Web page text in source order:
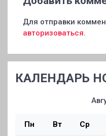
Для отправки
авторизоваться.
КАЛЕНДАРЬ
Пн Вт Ср